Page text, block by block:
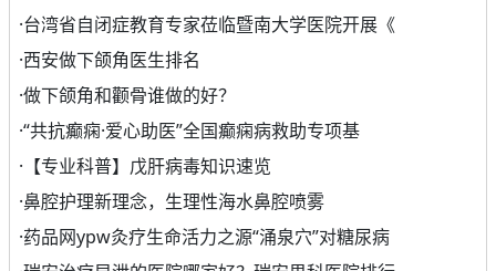
·台湾省自闭症教育专家莅临暨南大学医院开展《
·西安做下颌角医生排名
·做下颌角和颧骨谁做的好？
·“共抗癫痫·爱心助医”全国癫痫病救助专项基
· 【专业科普】戊肝病毒知识速览
·鼻腔护理新理念，生理性海水鼻腔喷雾
·药品网ypw灸疗生命活力之源“涌泉穴”对糖尿病